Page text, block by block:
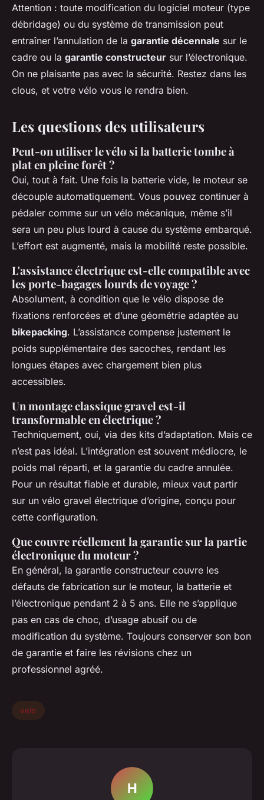
Attention : toute modification du logiciel moteur (type
débridage) ou du système de transmission peut
entraîner l’annulation de la garantie décennale sur le
cadre ou la garantie constructeur sur l’électronique.
On ne plaisante pas avec la sécurité. Restez dans les
clous, et votre vélo vous le rendra bien.
Les questions des utilisateurs
Peut-on utiliser le vélo si la batterie tombe à
plat en pleine forêt ?
Oui, tout à fait. Une fois la batterie vide, le moteur se
découple automatiquement. Vous pouvez continuer à
pédaler comme sur un vélo mécanique, même s’il
sera un peu plus lourd à cause du système embarqué.
L’effort est augmenté, mais la mobilité reste possible.
L'assistance électrique est-elle compatible avec
les porte-bagages lourds de voyage ?
Absolument, à condition que le vélo dispose de
fixations renforcées et d’une géométrie adaptée au
bikepacking. L’assistance compense justement le
poids supplémentaire des sacoches, rendant les
longues étapes avec chargement bien plus
accessibles.
Un montage classique gravel est-il
transformable en électrique ?
Techniquement, oui, via des kits d’adaptation. Mais ce
n’est pas idéal. L’intégration est souvent médiocre, le
poids mal réparti, et la garantie du cadre annulée.
Pour un résultat fiable et durable, mieux vaut partir
sur un vélo gravel électrique d’origine, conçu pour
cette configuration.
Que couvre réellement la garantie sur la partie
électronique du moteur ?
En général, la garantie constructeur couvre les
défauts de fabrication sur le moteur, la batterie et
l’électronique pendant 2 à 5 ans. Elle ne s’applique
pas en cas de choc, d’usage abusif ou de
modification du système. Toujours conserver son bon
de garantie et faire les révisions chez un
professionnel agréé.
velo
H